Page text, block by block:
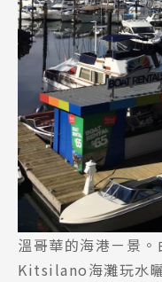
溫哥華的海港ㄧ景
Kitsilano海灘玩水